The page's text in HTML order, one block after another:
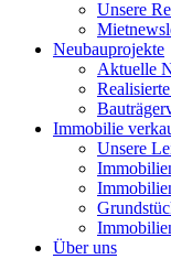
Unsere
Neubauprojekte
Aktuelle
Immobilie
Unsere
Über uns